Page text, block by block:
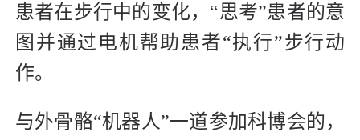
患者在步行中的变化，“思考”患者的意
图并通过电机帮助患者“执行”步行动
作。
与外骨骼“机器人”一道参加科博会的，